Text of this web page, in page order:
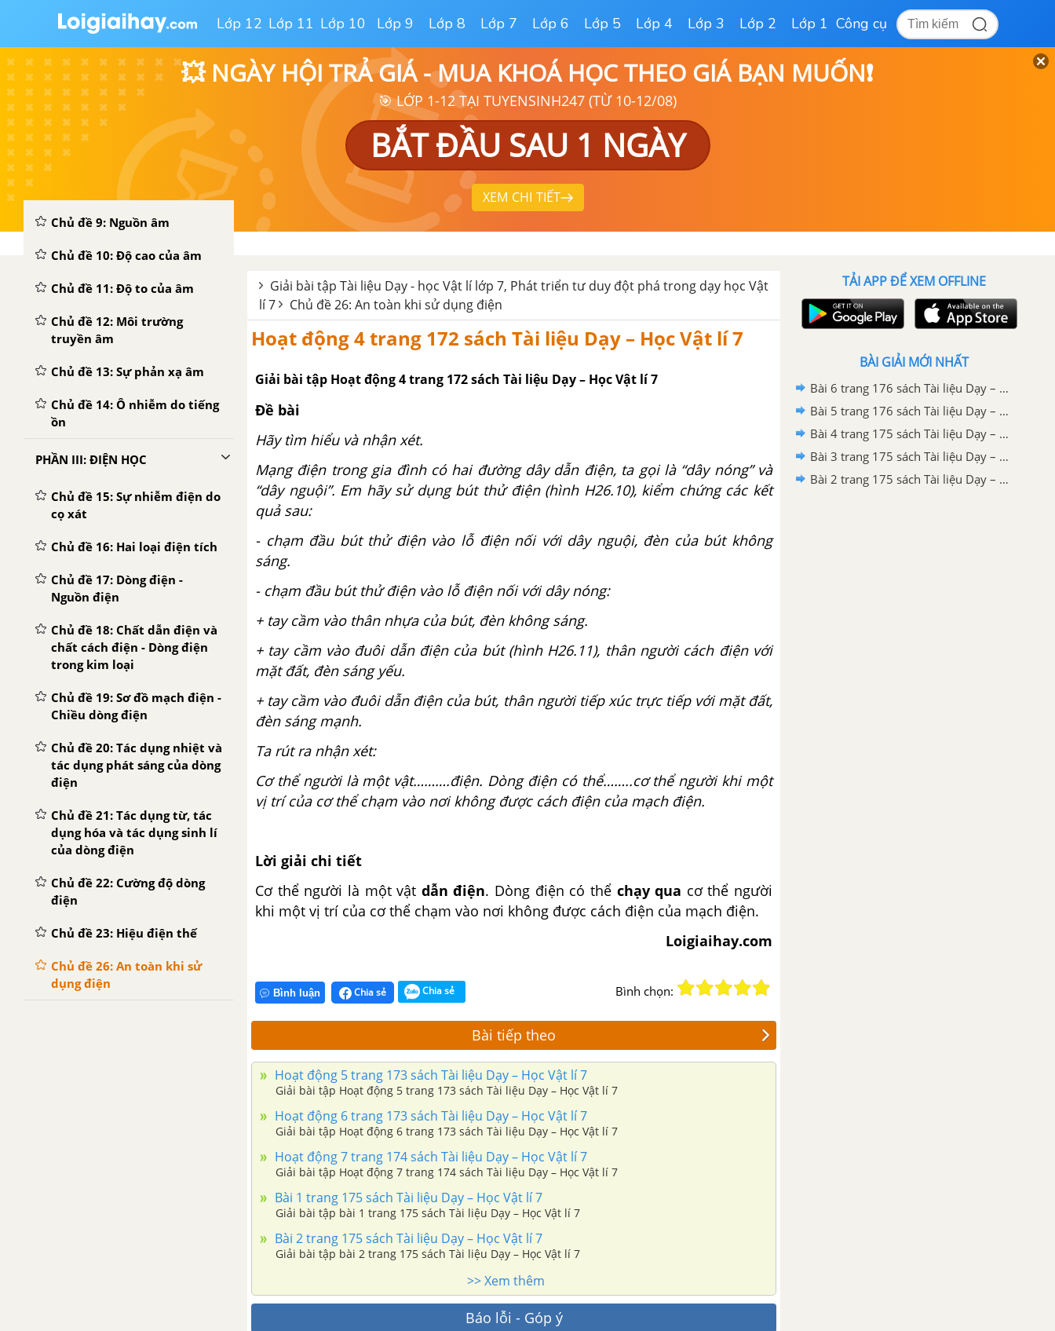
Lớp 12 Lớp 11 Lớp 10 Lớp 9 Lớp 8 Lớp 7 Lớp 6 Lớp 5 Lớp 4 Lớp 3 Lớp 2 Lớp 1 Công cụ
💥 NGÀY HỘI TRẢ GIÁ - MUA KHOÁ HỌC THEO GIÁ BẠN MUỐN❗
🎯 LỚP 1-12 TẠI TUYENSINH247 (TỪ 10-12/08)
BẮT ĐẦU SAU 1 NGÀY
XEM CHI TIẾT
Chủ đề 4: Định luật phản xạ
ánh sáng
Chủ đề 5: Ảnh của một vật
tạo bởi gương phẳng
Chủ đề 7: Gương cầu lồi
Chủ đề 8: Gương cầu lõm
PHẦN II: ÂM HỌC
Chủ đề 9: Nguồn âm
Chủ đề 10: Độ cao của âm
Chủ đề 11: Độ to của âm
Chủ đề 12: Môi trường
truyền âm
Chủ đề 13: Sự phản xạ âm
Chủ đề 14: Ô nhiễm do tiếng
ồn
PHẦN III: ĐIỆN HỌC
Chủ đề 15: Sự nhiễm điện do
cọ xát
Chủ đề 16: Hai loại điện tích
Chủ đề 17: Dòng điện -
Nguồn điện
Chủ đề 18: Chất dẫn điện và
chất cách điện - Dòng điện
trong kim loại
Chủ đề 19: Sơ đồ mạch điện -
Chiều dòng điện
Chủ đề 20: Tác dụng nhiệt và
tác dụng phát sáng của dòng
điện
Chủ đề 21: Tác dụng từ, tác
dụng hóa và tác dụng sinh lí
của dòng điện
Chủ đề 22: Cường độ dòng
điện
Chủ đề 23: Hiệu điện thế
Chủ đề 26: An toàn khi sử
dụng điện
Giải bài tập Tài liệu Dạy - học Vật lí lớp 7, Phát triển tư duy đột phá trong dạy học Vật
lí 7
Chủ đề 26: An toàn khi sử dụng điện
Hoạt động 4 trang 172 sách Tài liệu Dạy – Học Vật lí 7
Giải bài tập Hoạt động 4 trang 172 sách Tài liệu Dạy – Học Vật lí 7
Đề bài
Hãy tìm hiểu và nhận xét.
Mạng điện trong gia đình có hai đường dây dẫn điện, ta gọi là “dây nóng” và
“dây nguội”. Em hãy sử dụng bút thử điện (hình H26.10), kiểm chứng các kết
quả sau:
- chạm đầu bút thử điện vào lỗ điện nối với dây nguội, đèn của bút không
sáng.
- chạm đầu bút thử điện vào lỗ điện nối với dây nóng:
+ tay cầm vào thân nhựa của bút, đèn không sáng.
+ tay cầm vào đuôi dẫn điện của bút (hình H26.11), thân người cách điện với
mặt đất, đèn sáng yếu.
+ tay cầm vào đuôi dẫn điện của bút, thân người tiếp xúc trực tiếp với mặt đất,
đèn sáng mạnh.
Ta rút ra nhận xét:
Cơ thể người là một vật……….điện. Dòng điện có thể……..cơ thể người khi một
vị trí của cơ thể chạm vào nơi không được cách điện của mạch điện.
Lời giải chi tiết
Cơ thể người là một vật dẫn điện. Dòng điện có thể chạy qua cơ thể người
khi một vị trí của cơ thể chạm vào nơi không được cách điện của mạch điện.
Loigiaihay.com
Bình luận Chia sẻ Chia sẻ Bình chọn:
Bài tiếp theo
Hoạt động 5 trang 173 sách Tài liệu Dạy – Học Vật lí 7
Giải bài tập Hoạt động 5 trang 173 sách Tài liệu Dạy – Học Vật lí 7
Hoạt động 6 trang 173 sách Tài liệu Dạy – Học Vật lí 7
Giải bài tập Hoạt động 6 trang 173 sách Tài liệu Dạy – Học Vật lí 7
Hoạt động 7 trang 174 sách Tài liệu Dạy – Học Vật lí 7
Giải bài tập Hoạt động 7 trang 174 sách Tài liệu Dạy – Học Vật lí 7
Bài 1 trang 175 sách Tài liệu Dạy – Học Vật lí 7
Giải bài tập bài 1 trang 175 sách Tài liệu Dạy – Học Vật lí 7
Bài 2 trang 175 sách Tài liệu Dạy – Học Vật lí 7
Giải bài tập bài 2 trang 175 sách Tài liệu Dạy – Học Vật lí 7
>> Xem thêm
Báo lỗi - Góp ý
TẢI APP ĐỂ XEM OFFLINE
BÀI GIẢI MỚI NHẤT
Bài 6 trang 176 sách Tài liệu Dạy – Học Vật lí 7
Bài 5 trang 176 sách Tài liệu Dạy – Học Vật lí 7
Bài 4 trang 175 sách Tài liệu Dạy – Học Vật lí 7
Bài 3 trang 175 sách Tài liệu Dạy – Học Vật lí 7
Bài 2 trang 175 sách Tài liệu Dạy – Học Vật lí 7